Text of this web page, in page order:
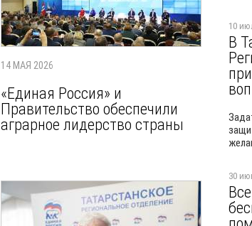
14 МАЯ 2026
«Единая Россия» и
Правительство обеспечили
аграрное лидерство страны
10
В
30